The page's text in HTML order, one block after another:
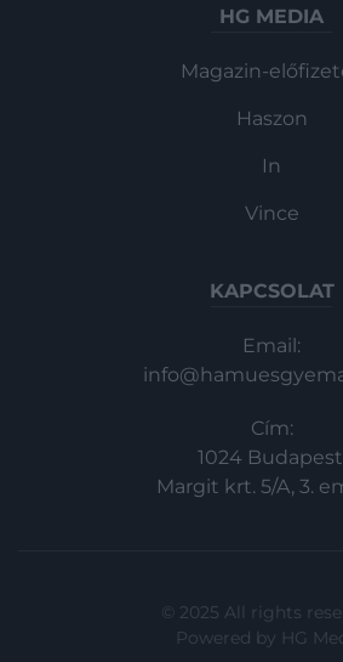
HG MEDIA
Magazin-
Haszon
In
Vince
KAPCSOLAT
Email:
Cím:
1024
Margit krt. 5/A, 3.
© 2025 All rights
Powered by HG